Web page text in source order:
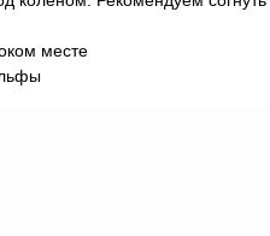
месте